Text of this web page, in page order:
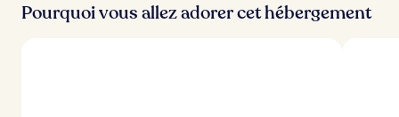
Pourquoi vous allez adorer cet hébergement